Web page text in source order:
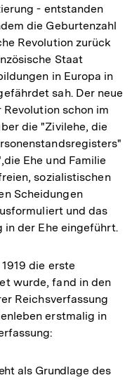
- entstanden
die Geburtenzahl
Revolution zurück
Staat
in Europa in
sah. Der neue
schon im
die "Zivilehe, die
Ehe und Familie
sozialistischen
Scheidungen
und das
der Ehe eingeführt.
die erste
wurde, fand in den
Reichsverfassung
erstmalig in
als Grundlage des